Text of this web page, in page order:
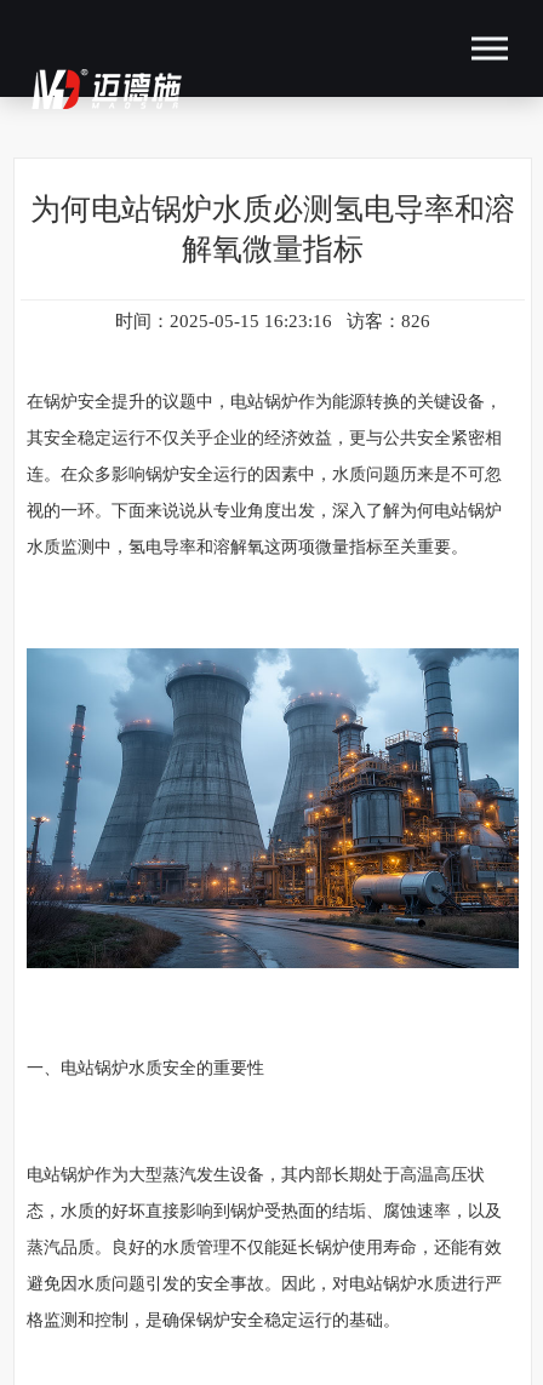
为何电站锅炉水质必测氢电导率和溶
解氧微量指标
时间：2025-05-15 16:23:16 访客：826
在锅炉安全提升的议题中，电站锅炉作为能源转换的关键设备，
其安全稳定运行不仅关乎企业的经济效益，更与公共安全紧密相
连。在众多影响锅炉安全运行的因素中，水质问题历来是不可忽
视的一环。下面来说说从专业角度出发，深入了解为何电站锅炉
水质监测中，氢电导率和溶解氧这两项微量指标至关重要。
一、电站锅炉水质安全的重要性
电站锅炉作为大型蒸汽发生设备，其内部长期处于高温高压状
态，水质的好坏直接影响到锅炉受热面的结垢、腐蚀速率，以及
蒸汽品质。良好的水质管理不仅能延长锅炉使用寿命，还能有效
避免因水质问题引发的安全事故。因此，对电站锅炉水质进行严
格监测和控制，是确保锅炉安全稳定运行的基础。